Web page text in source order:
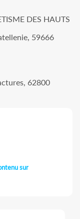
DES HAUTS
59666
62800
sur